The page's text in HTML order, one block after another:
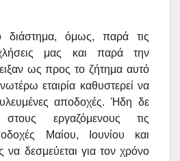
διάστημα, όμως, παρά τις
μας και παρά την
ως προς το ζήτημα αυτό
εταιρία καθυστερεί να
αποδοχές. Ήδη δε
εργαζόμενους τις
Μαίου, Ιουνίου και
να δεσμεύεται για τον χρόνο